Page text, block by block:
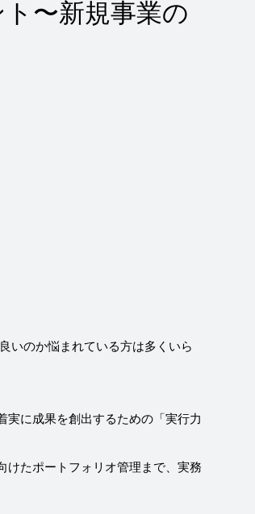
〜新規事業の
いのか悩まれている方は多くいら
実に成果を創出するための「実行力
けたポートフォリオ管理まで、実務